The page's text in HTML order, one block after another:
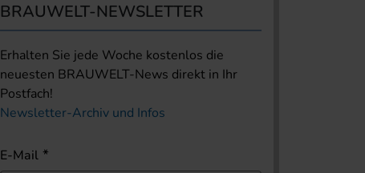
BRAUWELT-NEWSLETTER
Erhalten Sie jede Woche kostenlos die
neuesten BRAUWELT-News direkt in Ihr
Postfach!
Newsletter-Archiv und Infos
E-Mail